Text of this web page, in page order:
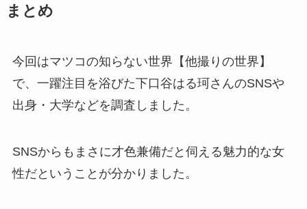
まとめ
今回はマツコの知らない世界【他撮りの世界】
で、一躍注目を浴びた下口谷はる珂さんのSNSや
出身・大学などを調査しました。
SNSからもまさに才色兼備だと伺える魅力的な女
性だということが分かりました。